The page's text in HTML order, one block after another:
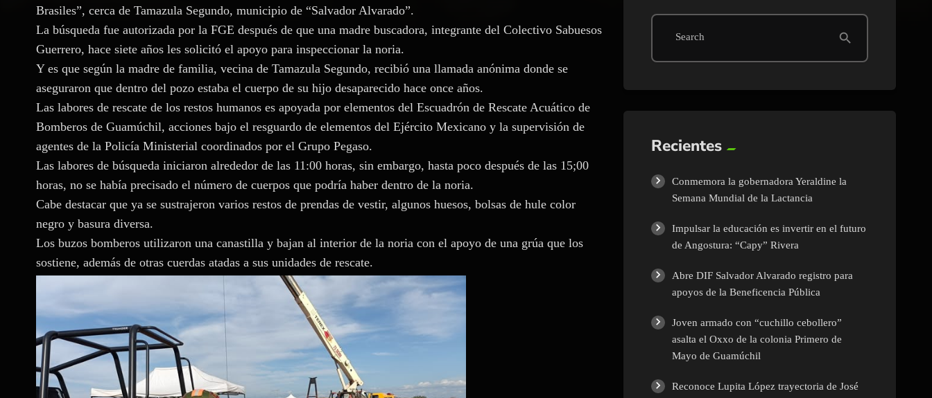
Brasiles”, cerca de Tamazula Segundo, municipio de “Salvador Alvarado”.
La búsqueda fue autorizada por la FGE después de que una madre buscadora, integrante del Colectivo Sabuesos
Guerrero, hace siete años les solicitó el apoyo para inspeccionar la noria.
Y es que según la madre de familia, vecina de Tamazula Segundo, recibió una llamada anónima donde se
aseguraron que dentro del pozo estaba el cuerpo de su hijo desaparecido hace once años.
Las labores de rescate de los restos humanos es apoyada por elementos del Escuadrón de Rescate Acuático de
Bomberos de Guamúchil, acciones bajo el resguardo de elementos del Ejército Mexicano y la supervisión de
agentes de la Policía Ministerial coordinados por el Grupo Pegaso.
Las labores de búsqueda iniciaron alrededor de las 11:00 horas, sin embargo, hasta poco después de las 15;00
horas, no se había precisado el número de cuerpos que podría haber dentro de la noria.
Cabe destacar que ya se sustrajeron varios restos de prendas de vestir, algunos huesos, bolsas de hule color
negro y basura diversa.
Los buzos bomberos utilizaron una canastilla y bajan al interior de la noria con el apoyo de una grúa que los
sostiene, además de otras cuerdas atadas a sus unidades de rescate.
Search search
Recientes
Conmemora la gobernadora Yeraldine la
Semana Mundial de la Lactancia
Impulsar la educación es invertir en el futuro
de Angostura: “Capy” Rivera
Abre DIF Salvador Alvarado registro para
apoyos de la Beneficencia Pública
Joven armado con “cuchillo cebollero”
asalta el Oxxo de la colonia Primero de
Mayo de Guamúchil
Reconoce Lupita López trayectoria de José